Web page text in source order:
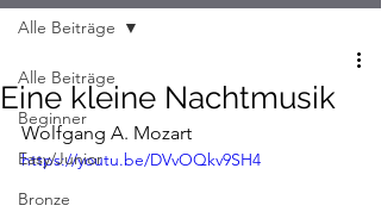
Alle Beiträge
Beginner
Easy/Junior
Bronze
Alle Beiträge
Eine kleine Nachtmusik
Wolfgang A. Mozart
https://youtu.be/DVvOQkv9SH4